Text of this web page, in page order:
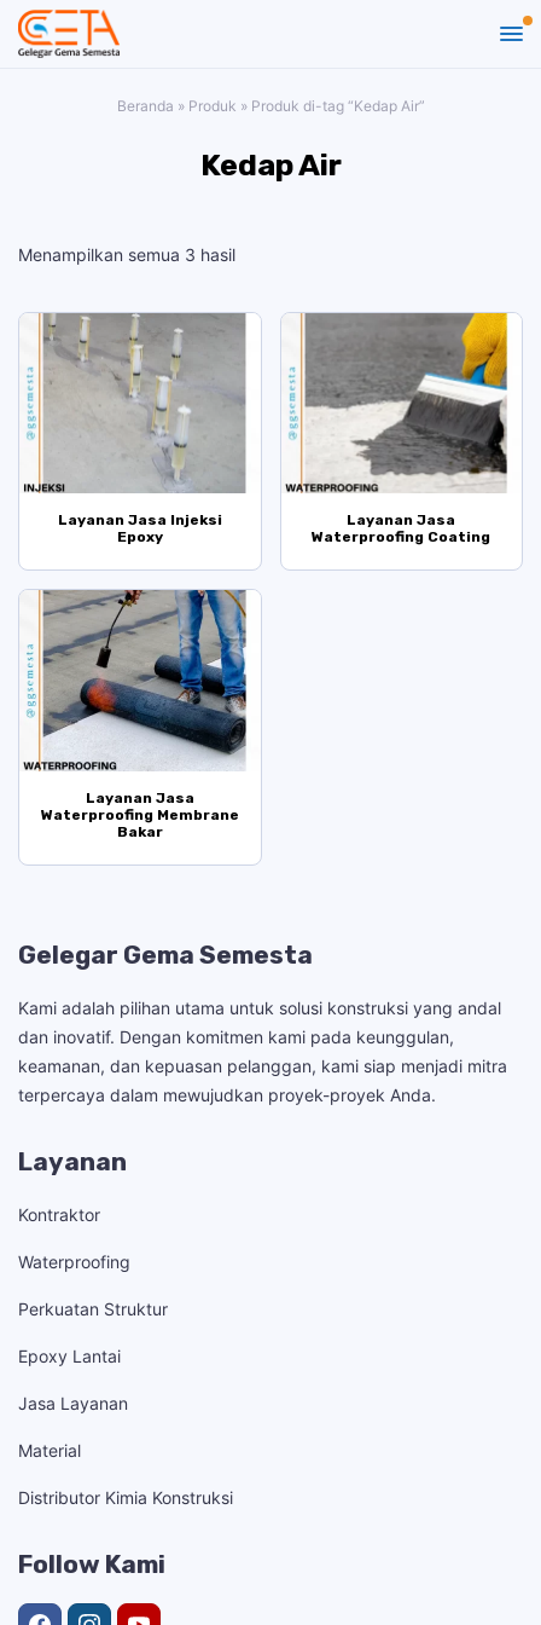
Beranda » Produk » Produk di-tag “Kedap Air”
Kedap Air
Menampilkan semua 3 hasil
Layanan Jasa Injeksi
Epoxy
Layanan Jasa
Waterproofing Coating
Layanan Jasa
Waterproofing Membrane
Bakar
Gelegar Gema Semesta
Kami adalah pilihan utama untuk solusi konstruksi yang andal
dan inovatif. Dengan komitmen kami pada keunggulan,
keamanan, dan kepuasan pelanggan, kami siap menjadi mitra
terpercaya dalam mewujudkan proyek-proyek Anda.
Layanan
Kontraktor
Waterproofing
Perkuatan Struktur
Epoxy Lantai
Jasa Layanan
Material
Distributor Kimia Konstruksi
Follow Kami